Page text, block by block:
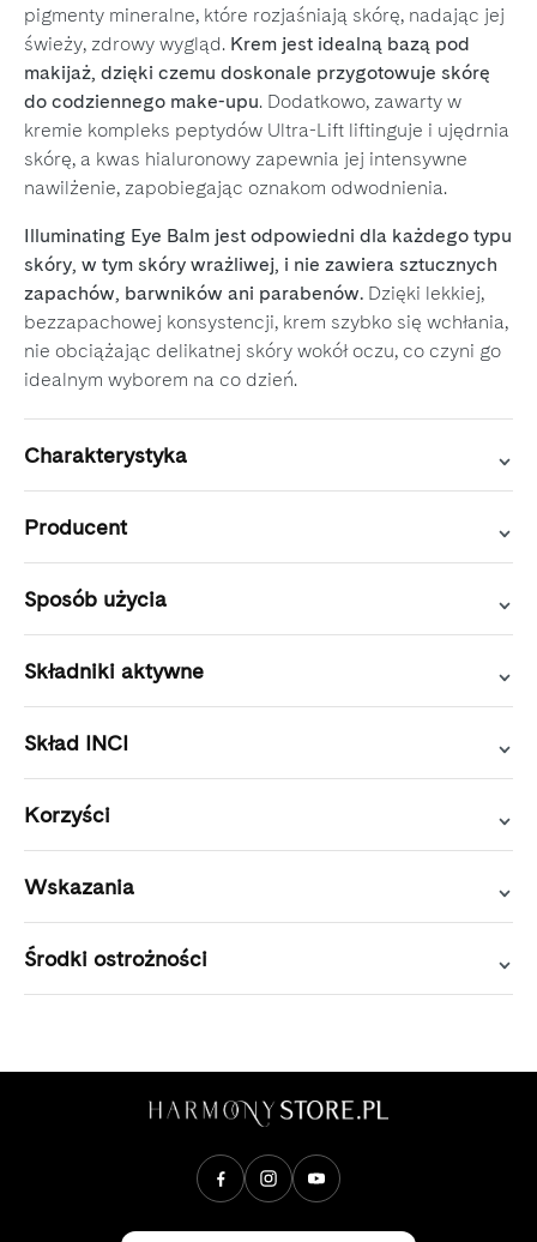
pigmenty mineralne, które rozjaśniają skórę, nadając jej
świeży, zdrowy wygląd. Krem jest idealną bazą pod
makijaż, dzięki czemu doskonale przygotowuje skórę
do codziennego make-upu. Dodatkowo, zawarty w
kremie kompleks peptydów Ultra-Lift liftinguje i ujędrnia
skórę, a kwas hialuronowy zapewnia jej intensywne
nawilżenie, zapobiegając oznakom odwodnienia.
Illuminating Eye Balm jest odpowiedni dla każdego typu
skóry, w tym skóry wrażliwej, i nie zawiera sztucznych
zapachów, barwników ani parabenów. Dzięki lekkiej,
bezzapachowej konsystencji, krem szybko się wchłania,
nie obciążając delikatnej skóry wokół oczu, co czyni go
idealnym wyborem na co dzień.
Charakterystyka
Producent
Sposób użycia
Składniki aktywne
Skład INCI
Korzyści
Wskazania
Środki ostrożności